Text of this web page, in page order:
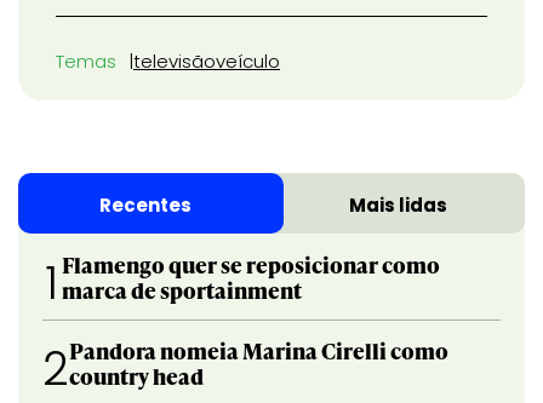
Temas televisãoveículo
Recentes Mais lidas
1 Flamengo quer se reposicionar como
marca de sportainment
2Pandora nomeia Marina Cirelli como
country head